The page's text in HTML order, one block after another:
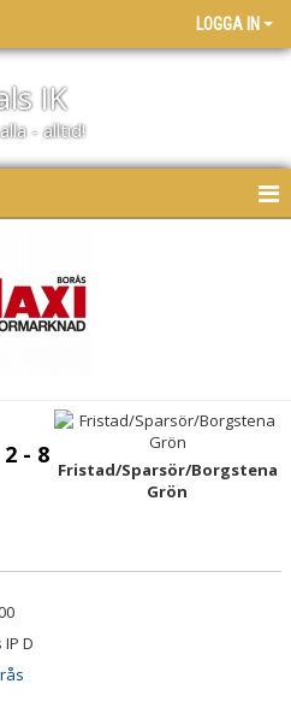
LOGGA IN
IK
- alltid!
2 - 8
Fristad/Sparsör/Borgstena
Grön
D